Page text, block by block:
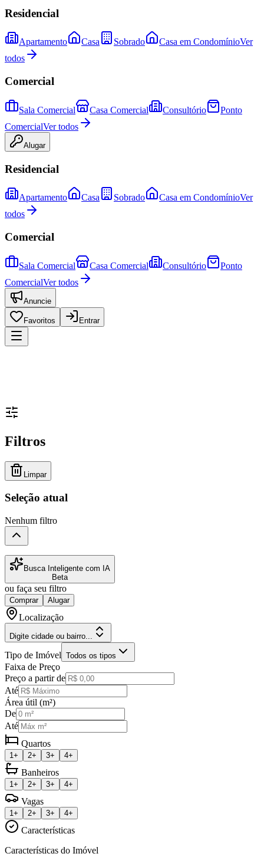
Residencial
Apartamento Casa Sobrado Casa em CondomínioVer
todos
Comercial
Sala Comercial Casa Comercial Consultório
Ponto
ComercialVer todos
Alugar
Residencial
Apartamento Casa Sobrado Casa em CondomínioVer
todos
Comercial
Sala Comercial Casa Comercial Consultório
Ponto
ComercialVer todos
Anuncie
Favoritos Entrar
Filtros
Limpar
Seleção atual
Nenhum filtro
Busca Inteligente com IA
Beta
ou faça seu filtro
Comprar Alugar
Localização
Digite cidade ou bairro...
Tipo de Imóvel Todos os tipos
Faixa de Preço
Preço a partir de
Até
Área útil (m²)
De
Até
Quartos
1+ 2+ 3+ 4+
Banheiros
1+ 2+ 3+ 4+
Vagas
1+ 2+ 3+ 4+
Características
Características do Imóvel